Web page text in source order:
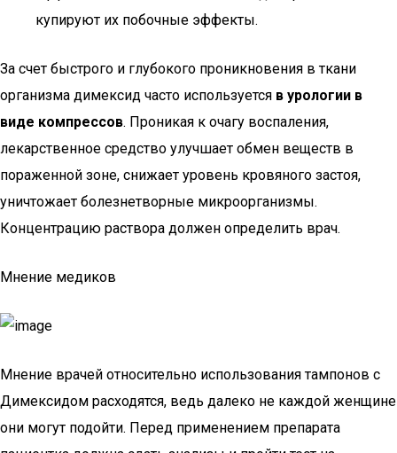
купируют их побочные эффекты.
За счет быстрого и глубокого проникновения в ткани
организма димексид часто используется в урологии в
виде компрессов. Проникая к очагу воспаления,
лекарственное средство улучшает обмен веществ в
пораженной зоне, снижает уровень кровяного застоя,
уничтожает болезнетворные микроорганизмы.
Концентрацию раствора должен определить врач.
Мнение медиков
Мнение врачей относительно использования тампонов с
Димексидом расходятся, ведь далеко не каждой женщине
они могут подойти. Перед применением препарата